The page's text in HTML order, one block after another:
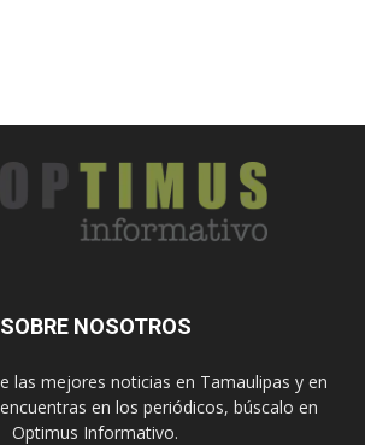
SOBRE NOSOTROS
las mejores noticias en Tamaulipas y en
en los periódicos, búscalo en
Optimus Informativo.